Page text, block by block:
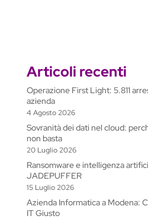
Articoli recenti
Operazione First Light: 5.811
azienda
4 Agosto 2026
Sovranità dei dati nel cloud:
non basta
20 Luglio 2026
Ransomware e intelligenza
JADEPUFFER
15 Luglio 2026
Azienda Informatica a Modena:
IT Giusto